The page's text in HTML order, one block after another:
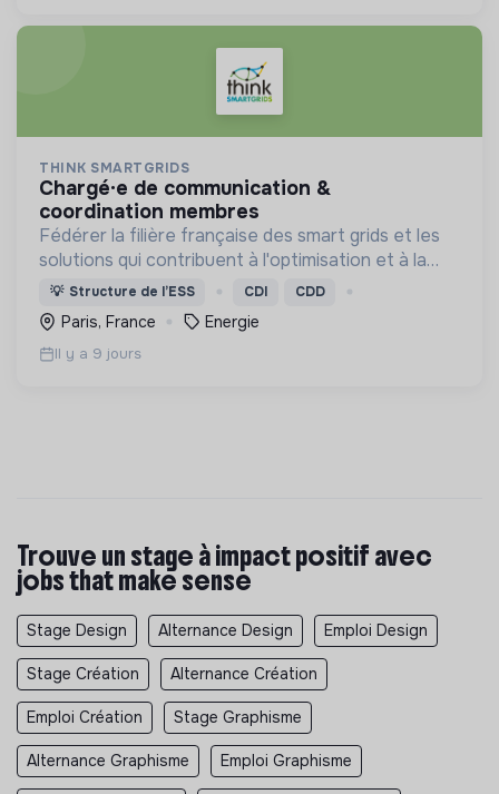
THINK SMARTGRIDS
chargé·e de communication &
coordination membres
Fédérer la filière française des smart grids et les
solutions qui contribuent à l'optimisation et à la
sécurité d’approvisionnement du système
électrique, pour le bénéfice des consommateurs.
💡 Structure de l’ESS CDI CDD
Paris, France Energie
Il y a 9 jours
Trouve un stage à impact positif avec
jobs that make sense
Stage Design Alternance Design Emploi Design
Stage Création Alternance Création
Emploi Création Stage Graphisme
Alternance Graphisme Emploi Graphisme